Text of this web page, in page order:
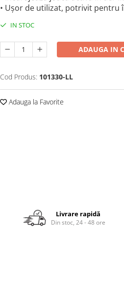
• Ușor de utilizat, potrivit pentru
IN STOC
ADAUGA IN
Cod Produs: 101330-LL
Adauga la Favorite
Livrare rapidă
Din stoc, 24 - 48 ore